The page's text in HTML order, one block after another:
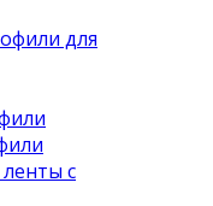
для
с